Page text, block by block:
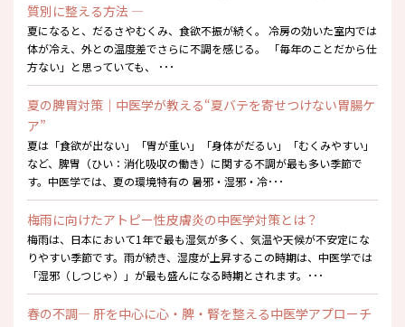
質別に整える方法 ―
夏になると、だるさやむくみ、食欲不振が続く。 冷房の効いた室内では
体が冷え、外との温度差でさらに不調を感じる。 「毎年のことだから仕
方ない」と思っていても、 ･･･
夏の脾胃対策｜中医学が教える“夏バテを寄せつけない胃腸ケ
ア”
夏は「食欲が出ない」「胃が重い」「身体がだるい」「むくみやすい」
など、脾胃（ひい：消化吸収の働き）に関する不調が最も多い季節で
す。中医学では、夏の環境特有の 暑邪・湿邪・冷･･･
梅雨に向けたアトピー性皮膚炎の中医学対策とは？
梅雨は、日本において1年で最も湿気が多く、気温や天候が不安定にな
りやすい季節です。雨が続き、湿度が上昇するこの時期は、中医学では
「湿邪（しつじゃ）」が最も盛んになる時期とされます。･･･
春の不調― 肝を中心に心・脾・腎を整える中医学アプローチ